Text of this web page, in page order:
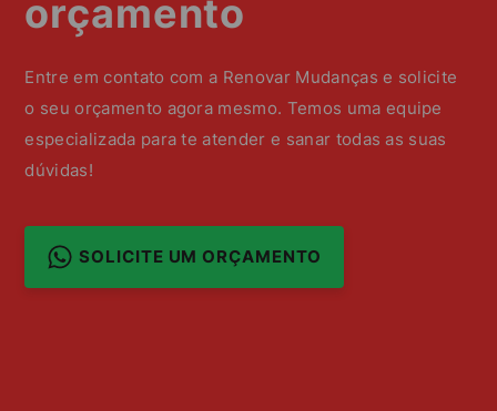
orçamento
Entre em contato com a Renovar Mudanças e solicite
o seu orçamento agora mesmo. Temos uma equipe
especializada para te atender e sanar todas as suas
dúvidas!
SOLICITE UM ORÇAMENTO